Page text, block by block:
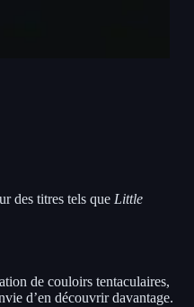
des titres tels que Little
de couloirs tentaculaires,
d’en découvrir davantage.